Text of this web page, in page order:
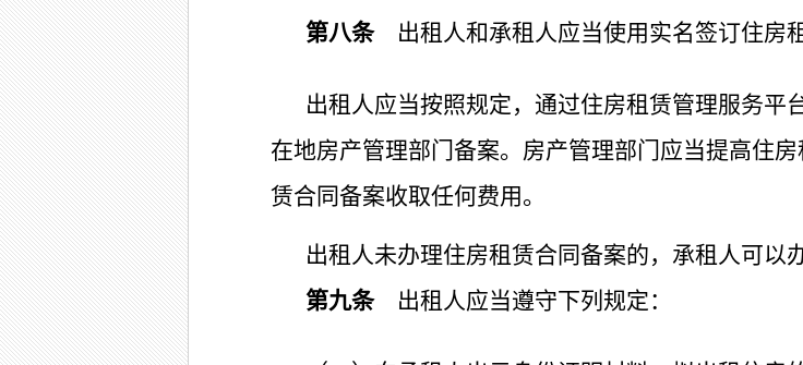
第八条出租人和承租人应当使用实名签订住房租
出租人应当按照规定，通过住房租赁管理服务平
在地房产管理部门备案。房产管理部门应当提高住
赁合同备案收取任何费用。
出租人未办理住房租赁合同备案的，承租人可以
第九条出租人应当遵守下列规定：